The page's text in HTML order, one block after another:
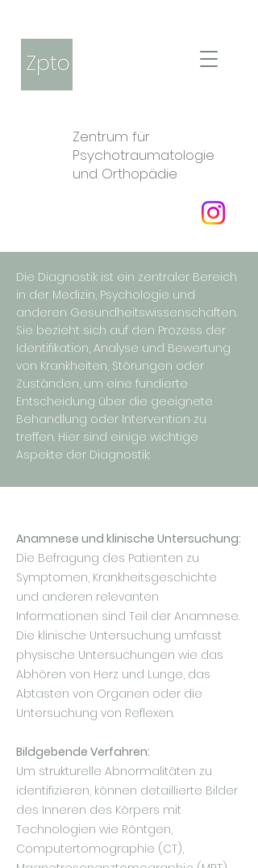
Zentrum für
Psychotraumatologie
und Orthopädie
Die Diagnostik ist ein zentraler Bereich
in der Medizin, Psychologie und
anderen Gesundheitswissenschaften.
Sie bezieht sich auf den Prozess der
Identifikation, Analyse und Bewertung
von Krankheiten, Störungen oder
Zuständen, um eine fundierte
Entscheidung über die geeignete
Behandlung oder Intervention zu
treffen. Hier sind einige wichtige
Aspekte der Diagnostik:
Anamnese und klinische Untersuchung:
Die Befragung des Patienten zu
Symptomen, Krankheitsgeschichte
und anderen relevanten
Informationen sind Teil der Anamnese.
Die klinische Untersuchung umfasst
physische Untersuchungen wie das
Abhören von Herz und Lunge, das
Abtasten von Organen oder die
Untersuchung von Reflexen.
Bildgebende Verfahren:
Um strukturelle Abnormalitäten zu
identifizieren, können detaillierte Bilder
des Inneren des Körpers mit
Technologien wie Röntgen,
Computertomographie (CT),